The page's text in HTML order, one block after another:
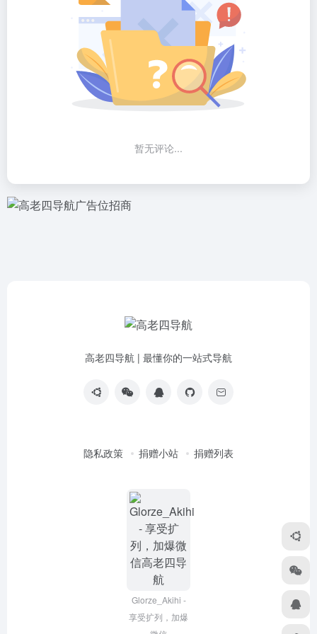
暂无评论...
高老四导航 | 最懂你的一站式导航
隐私政策 捐赠小站 捐赠列表
Glorze_Akihi -
享受扩列，加爆